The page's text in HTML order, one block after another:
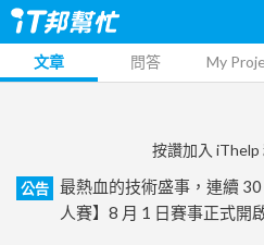
文章 問答 My
按讚加入 iThelp
公告
最熱血的技術盛事，連續
人賽】8 月 1 日賽事正式開